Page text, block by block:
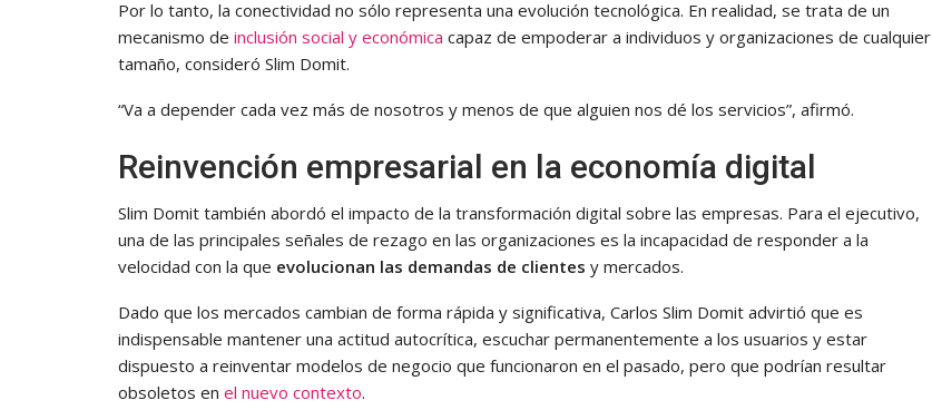
Por lo tanto, la conectividad no sólo representa una evolución tecnológica. En realidad, se trata de un
mecanismo de inclusión social y económica capaz de empoderar a individuos y organizaciones de cualquier
tamaño, consideró Slim Domit.
“Va a depender cada vez más de nosotros y menos de que alguien nos dé los servicios”, afirmó.
Reinvención empresarial en la economía digital
Slim Domit también abordó el impacto de la transformación digital sobre las empresas. Para el ejecutivo,
una de las principales señales de rezago en las organizaciones es la incapacidad de responder a la
velocidad con la que evolucionan las demandas de clientes y mercados.
Dado que los mercados cambian de forma rápida y significativa, Carlos Slim Domit advirtió que es
indispensable mantener una actitud autocrítica, escuchar permanentemente a los usuarios y estar
dispuesto a reinventar modelos de negocio que funcionaron en el pasado, pero que podrían resultar
obsoletos en el nuevo contexto.